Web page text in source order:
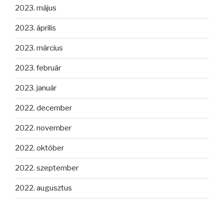
2023. május
2023. április
2023. március
2023. február
2023. január
2022. december
2022. november
2022. október
2022. szeptember
2022. augusztus